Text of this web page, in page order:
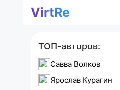
ПерейтиVirtRe
ТОП-авторов:
Савва Волков
Ярослав Курагин